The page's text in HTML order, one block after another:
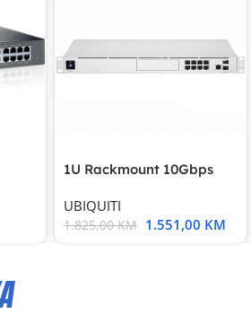
1U Rackmount 10Gbps
UBIQUITI
1.825,00KM 1.551,00 KM